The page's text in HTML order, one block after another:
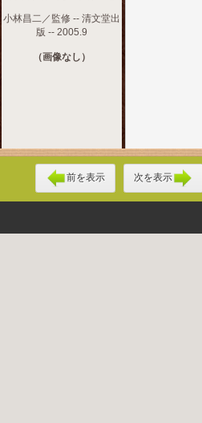
小林昌二／監修 -- 清文堂出
版 -- 2005.9
（画像なし）
前を表示 次を表示